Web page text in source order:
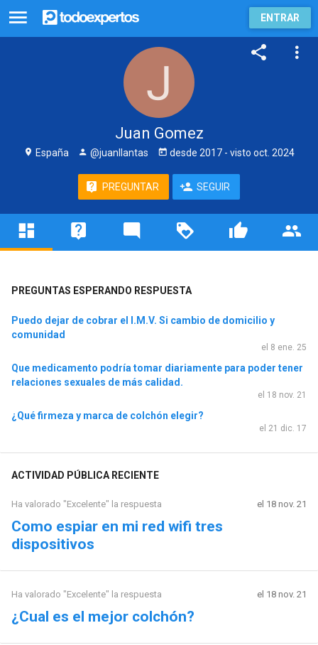
ENTRAR
Juan Gomez
España @juanllantas desde 2017 - visto oct. 2024
PREGUNTAR SEGUIR
PREGUNTAS ESPERANDO RESPUESTA
Puedo dejar de cobrar el I.M.V. Si cambio de domicilio y
comunidad
el 8 ene. 25
Que medicamento podría tomar diariamente para poder tener
relaciones sexuales de más calidad.
el 18 nov. 21
¿Qué firmeza y marca de colchón elegir?
el 21 dic. 17
ACTIVIDAD PÚBLICA RECIENTE
Ha valorado "Excelente" la respuesta el 18 nov. 21
Como espiar en mi red wifi tres
dispositivos
Ha valorado "Excelente" la respuesta el 18 nov. 21
¿Cual es el mejor colchón?